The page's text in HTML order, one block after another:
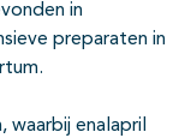
in
preparaten in
waarbij enalapril